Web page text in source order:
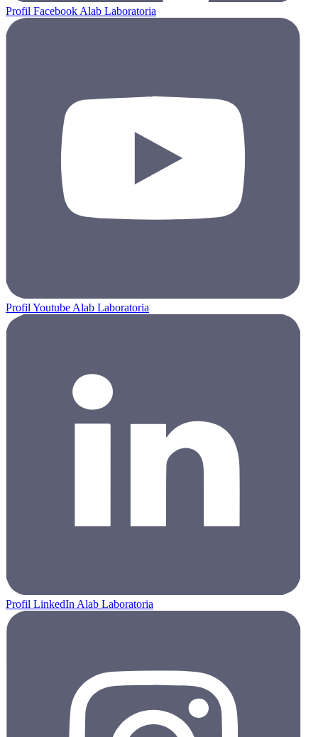
Profil Facebook Alab Laboratoria
Profil Youtube Alab Laboratoria
Profil LinkedIn Alab Laboratoria